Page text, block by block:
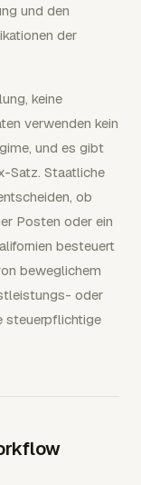
und den
der
keine
verwenden kein
und es gibt
Satz. Staatliche
ob
Posten oder ein
besteuert
beweglichem
oder
steuerpflichtige